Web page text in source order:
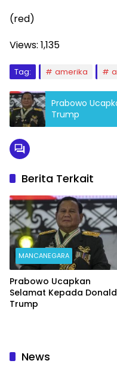
(red)
Views: 1,135
Tag: amerika
Prabowo
Trump
Berita Terkait
MANCANEGARA
Prabowo Ucapkan
Selamat Kepada Donald
Trump
News